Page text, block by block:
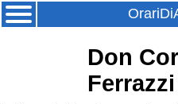
Don